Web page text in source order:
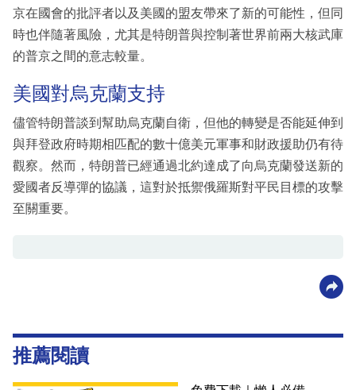
京在國會的批評者以及美國的盟友帶來了新的可能性，但同
時也伴隨著風險，尤其是特朗普與控制著世界前兩大核武庫
的普京之間的意志較量。
美國對烏克蘭支持
儘管特朗普談到幫助烏克蘭自衛，但他的轉變是否能延伸到
與拜登政府時期相匹配的數十億美元軍事和財政援助仍有待
觀察。然而，特朗普已經通過北約達成了向烏克蘭發送新的
愛國者反導彈的協議，這對於抵禦俄羅斯對平民目標的攻擊
至關重要。
推薦閱讀